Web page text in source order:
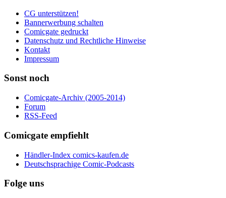
CG unterstützen!
Bannerwerbung schalten
Comicgate gedruckt
Datenschutz und Rechtliche Hinweise
Kontakt
Impressum
Sonst noch
Comicgate-Archiv (2005-2014)
Forum
RSS-Feed
Comicgate empfiehlt
Händler-Index comics-kaufen.de
Deutschsprachige Comic-Podcasts
Folge uns